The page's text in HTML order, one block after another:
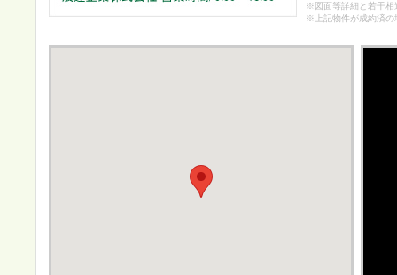
※図面等詳細と若干相
※上記物件が成約済の